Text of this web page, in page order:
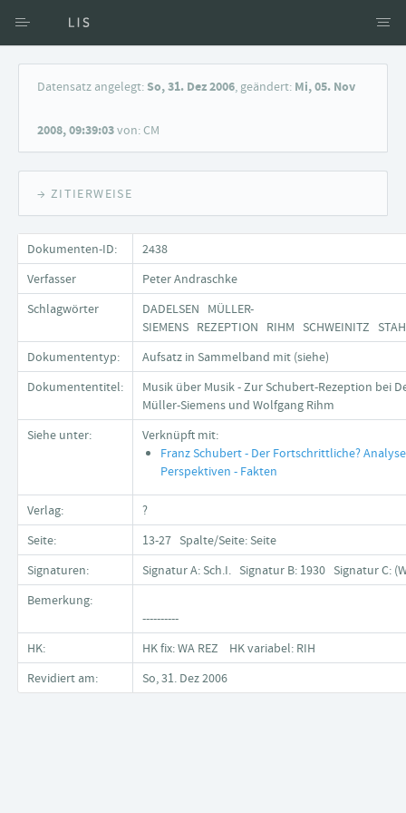
Zugang über Verfasser
Suche nach Schlagwort
Datensatz angelegt:So, 31. Dez 2006, geändert: Mi, 05. Nov
2008, 09:39:03von: CM
→ ZITIERWEISE
Dokumenten-ID:
2438
Verfasser
Peter Andraschke
Schlagwörter
DADELSEN MÜLLER-
SIEMENS REZEPTION RIHM SCHWEINITZ
Dokumententyp:
Aufsatz in Sammelband mit (siehe)
Dokumententitel:
Musik über Musik - Zur Schubert-Rezeption bei
Müller-Siemens und Wolfgang Rihm
Siehe unter:
Verknüpft mit:
Franz Schubert - Der Fortschrittliche?
Perspektiven - Fakten
Verlag:
?
Seite:
13-27 Spalte/Seite: Seite
Signaturen:
Signatur A: Sch.I. Signatur B: 1930 Signatur C:
Bemerkung:
----------
HK:
HK fix: WA REZ HK variabel: RIH
Revidiert am:
So, 31. Dez 2006